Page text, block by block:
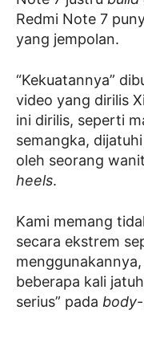
Redmi Note 7
yang jempolan.
“Kekuatannya”
video yang dirilis
ini dirilis, seperti
semangka,
oleh seorang
heels.
Kami memang
secara ekstrem
menggunakannya,
beberapa kali
serius” pada body